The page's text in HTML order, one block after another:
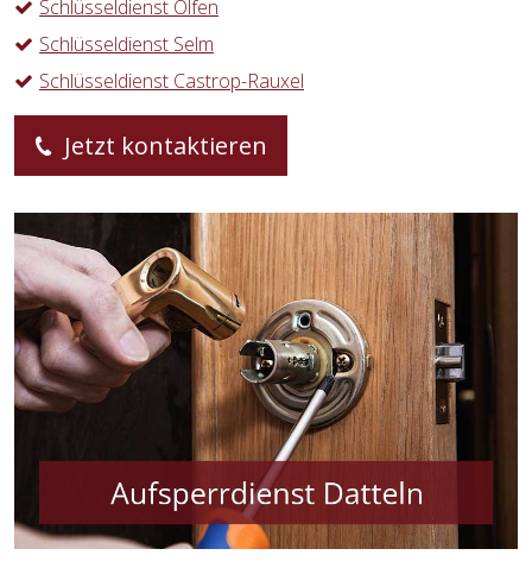
Schlüsseldienst Olfen
Schlüsseldienst Selm
Schlüsseldienst Castrop-Rauxel
Jetzt kontaktieren